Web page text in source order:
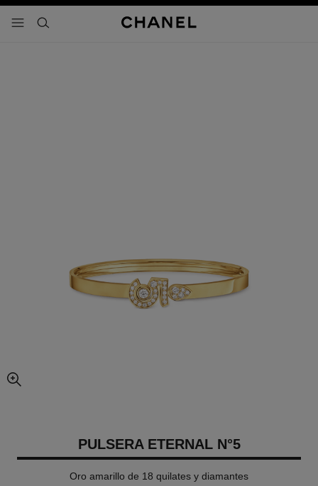
- navegación principal
buscar
imagen agrandada
PULSERA ETERNAL N°5
Oro amarillo de 18 quilates y diamantes